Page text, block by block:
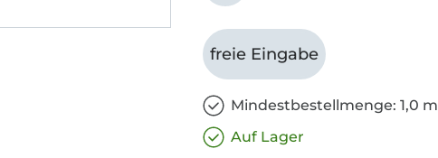
freie Eingabe
Mindestbestellmenge: 1,0 m
Auf Lager